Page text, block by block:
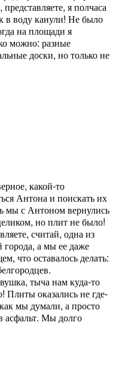
я полчаса
в воду канули! Не было
на площади я
можно: разные
доски, но только не
какой-то
Антона и поискать их
мы с Антоном вернулись
но плит не было!
считай, одна из
города, а мы ее даже
что оставалось делать:
тыча нам куда-то
Плиты оказались не где-
мы думали, а просто
асфальт. Мы долго